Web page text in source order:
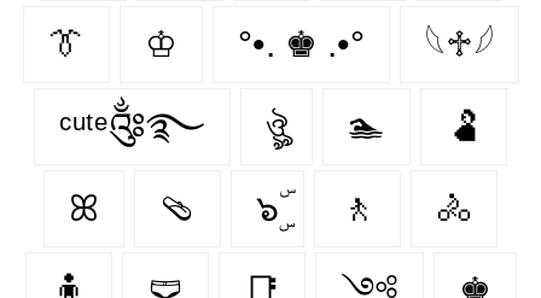
👔 ♔ °•. ♚ .•° 𓆩♱𓆪
ᶜᵘᵗᵉ༂࿐ ঔৣ 🏊 🫃
ꕤ 🩴 ๖ۣۜ 🚶 🚴